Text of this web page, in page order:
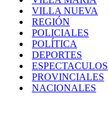
VILLA NUEVA
REGIÓN
POLICIALES
POLÍTICA
DEPORTES
ESPECTACULOS
PROVINCIALES
NACIONALES